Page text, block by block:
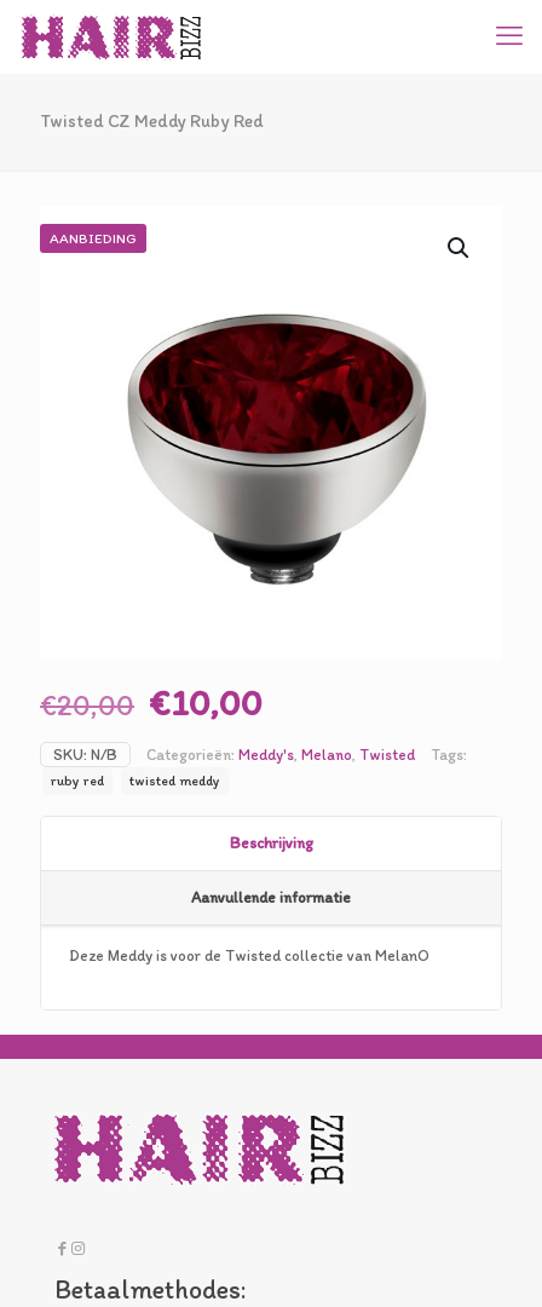
Twisted CZ Meddy Ruby Red
AANBIEDING
€20,00 Oorspronkelijke
prijs
was:
€10,00Huidige
prijs
is:
SKU: N/B Categorieën: Meddy's Melano Twisted Tags:
ruby red twisted meddy
Beschrijving
Aanvullende informatie
Deze Meddy is voor de Twisted collectie van MelanO
Betaalmethodes: